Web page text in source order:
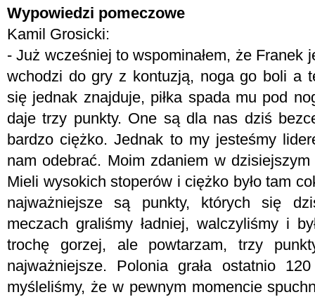
Wypowiedzi pomeczowe
Kamil Grosicki:
- Już wcześniej to wspominałem, że Franek
wchodzi do gry z kontuzją, noga go boli a
się jednak znajduje, piłka spada mu pod
daje trzy punkty. One są dla nas dziś
bardzo ciężko. Jednak to my jesteśmy
nam odebrać. Moim zdaniem w
Mieli wysokich stoperów i ciężko było tam
najważniejsze są punkty, których się
meczach graliśmy ładniej, walczyliśmy i
trochę gorzej, ale powtarzam, trzy
najważniejsze. Polonia grała ostatnio
myśleliśmy, że w pewnym momencie